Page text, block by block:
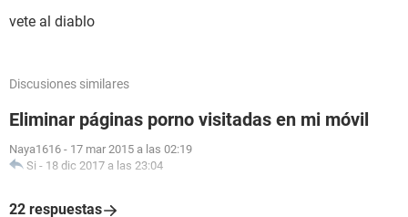
vete al diablo
Discusiones similares
Eliminar páginas porno visitadas en mi móvil
Naya1616 - 17 mar 2015 a las 02:19
Si - 18 dic 2017 a las 23:04
22 respuestas